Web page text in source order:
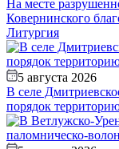
На месте
Ковернинского
Литургия
5 августа 2026
В селе
порядок